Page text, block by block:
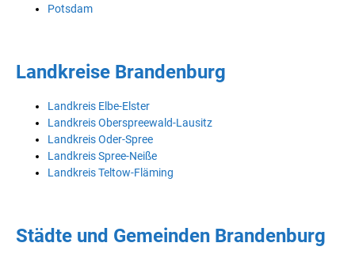
Potsdam
Landkreise Brandenburg
Landkreis Elbe-Elster
Landkreis Oberspreewald-Lausitz
Landkreis Oder-Spree
Landkreis Spree-Neiße
Landkreis Teltow-Fläming
Städte und Gemeinden Brandenburg